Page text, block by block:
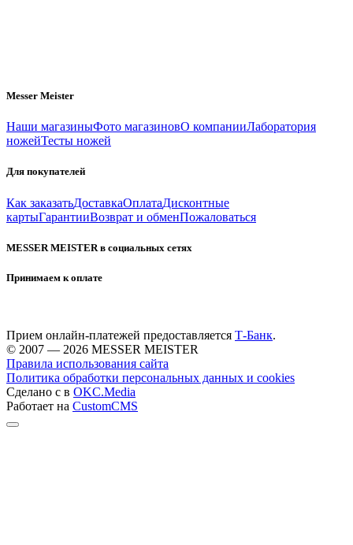
Messer Meister
Наши магазиныФото магазиновО компанииЛаборатория
ножейТесты ножей
Для покупателей
Как заказатьДоставкаОплатаДисконтные
картыГарантииВозврат и обменПожаловаться
MESSER MEISTER в социальных сетях
Принимаем к оплате
Прием онлайн-платежей предоставляется Т-Банк.
© 2007 — 2026 MESSER MEISTER
Правила использования сайта
Политика обработки персональных данных и cookies
Сделано с в OKC.Media
Работает на CustomCMS